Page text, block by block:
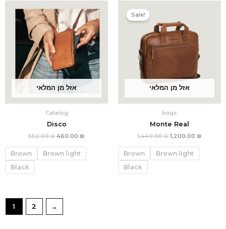
אזל מן המלאי
Catalog
Disco
552.00₪
המקורי
היה:
552.00 ₪.
460.00 ₪
הנוכחי
הוא:
Brown
Brown light
Black
אזל מן המלאי
Sale!
bags
Monte Real
1,440.00₪ 1,200.00 ₪
Brown
Brown light
Black
1 2 →